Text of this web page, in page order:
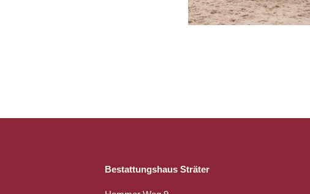
Bestattungshaus Sträter